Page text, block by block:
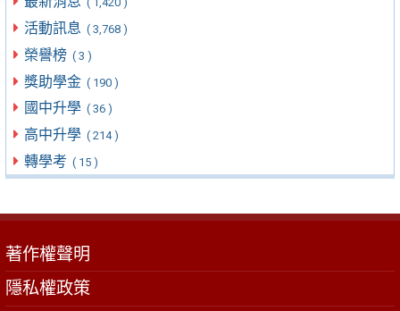
活動訊息 ( 3,768 )
榮譽榜 ( 3 )
獎助學金 ( 190 )
國中升學 ( 36 )
高中升學 ( 214 )
轉學考 ( 15 )
著作權聲明
隱私權政策